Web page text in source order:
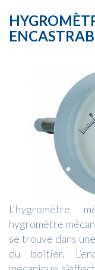
L'hygromètre
hygromètre
se trouve dans
du boîtier.